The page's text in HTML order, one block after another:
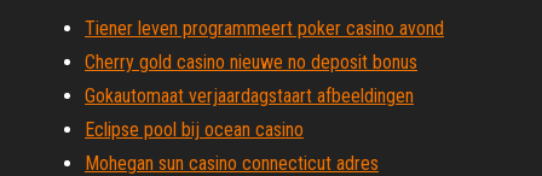
Tiener leven programmeert poker casino avond
Cherry gold casino nieuwe no deposit bonus
Gokautomaat verjaardagstaart afbeeldingen
Eclipse pool bij ocean casino
Mohegan sun casino connecticut adres